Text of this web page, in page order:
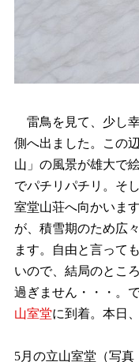
雷鳥を見て、少し
側へ出ました。この
山」の風景が雄大で
でパチリパチリ。そ
室堂山荘へ向かいま
が、積雪期のため広
ます。自由と言って
いので、結局のとこ
過ぎません・・・。
山室堂に到着。本日
5月の立山室堂（写真